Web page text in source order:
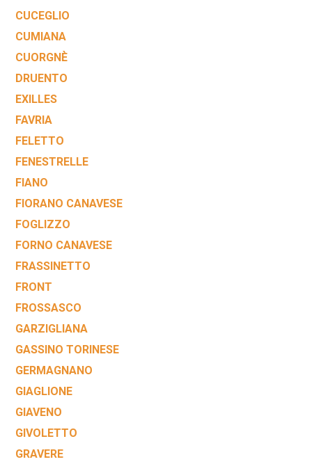
CUCEGLIO
CUMIANA
CUORGNÈ
DRUENTO
EXILLES
FAVRIA
FELETTO
FENESTRELLE
FIANO
FIORANO CANAVESE
FOGLIZZO
FORNO CANAVESE
FRASSINETTO
FRONT
FROSSASCO
GARZIGLIANA
GASSINO TORINESE
GERMAGNANO
GIAGLIONE
GIAVENO
GIVOLETTO
GRAVERE